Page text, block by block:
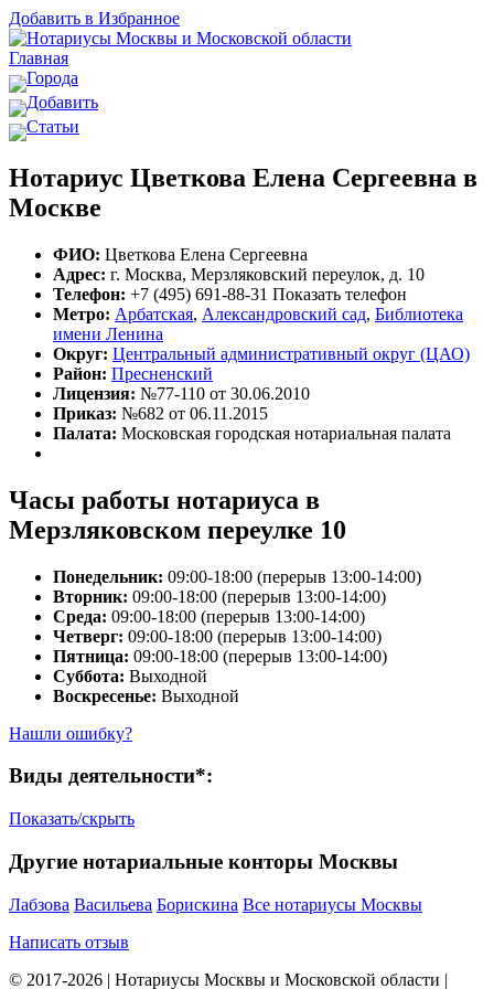
Добавить в Избранное
Главная
Города
Добавить
Статьи
Нотариус Цветкова Елена Сергеевна в
Москве
ФИО: Цветкова Елена Сергеевна
Адрес: г. Москва, Мерзляковский переулок, д. 10
Телефон: +7 (495) 691-88-31 Показать телефон
Метро: Арбатская, Александровский сад, Библиотека
имени Ленина
Округ: Центральный административный округ (ЦАО)
Район: Пресненский
Лицензия: №77-110 от 30.06.2010
Приказ: №682 от 06.11.2015
Палата: Московская городская нотариальная палата
Часы работы нотариуса в
Мерзляковском переулке 10
Понедельник: 09:00-18:00 (перерыв 13:00-14:00)
Вторник: 09:00-18:00 (перерыв 13:00-14:00)
Среда: 09:00-18:00 (перерыв 13:00-14:00)
Четверг: 09:00-18:00 (перерыв 13:00-14:00)
Пятница: 09:00-18:00 (перерыв 13:00-14:00)
Суббота: Выходной
Воскресенье: Выходной
Нашли ошибку?
Виды деятельности*:
Показать/скрыть
Другие нотариальные конторы Москвы
Лабзова Васильева Борискина Все нотариусы Москвы
Написать отзыв
© 2017-2026 | Нотариусы Москвы и Московской области |